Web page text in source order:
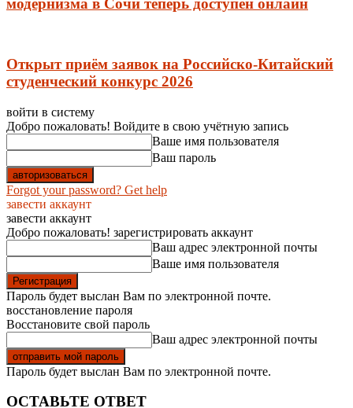
Открыт приём заявок на Российско-Китайский
студенческий конкурс 2026
войти в систему
Добро пожаловать! Войдите в свою учётную запись
Ваше имя пользователя
Ваш пароль
Forgot your password? Get help
завести аккаунт
завести аккаунт
Добро пожаловать! зарегистрировать аккаунт
Ваш адрес электронной почты
Ваше имя пользователя
Пароль будет выслан Вам по электронной почте.
восстановление пароля
Восстановите свой пароль
Ваш адрес электронной почты
Пароль будет выслан Вам по электронной почте.
ОСТАВЬТЕ ОТВЕТ